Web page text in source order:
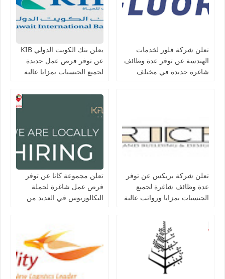
تعلن شركة فلور لخدمات
الهندسة عن توفر عدة وظائف
شاغرة جديدة في مختلف
يعلن بنك الكويت الدولي KIB
عن توفر فرص عمل جديدة
لجميع الجنسيات بمزايا عالية
تعلن شركة بريكس عن توفر
عدة وظائف شاغرة لجميع
الجنسيات بمزايا ورواتب عالية
تعلن مجموعة كانا عن توفر
فرص عمل شاغرة لحملة
البكالوريوس في العديد من